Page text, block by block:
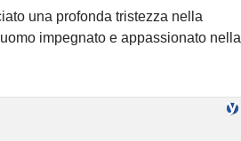
una profonda tristezza nella
impegnato e appassionato nella